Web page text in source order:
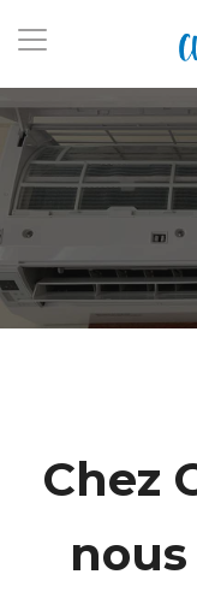
Chez